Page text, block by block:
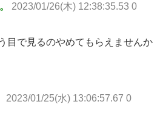
2023/01/26(木) 12:38:35.53 0
目で見るのやめてもらえませんか
2023/01/25(水) 13:06:57.67 0